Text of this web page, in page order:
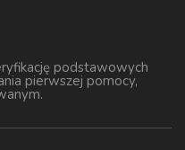
podstawowych
pierwszej pomocy,